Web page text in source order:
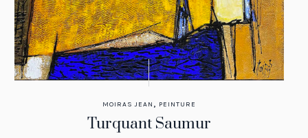
MOIRAS JEAN , PEINTURE
Turquant Saumur